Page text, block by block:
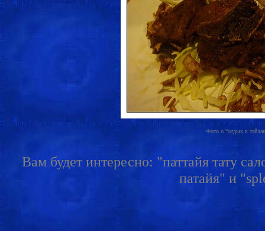
Фото о "отдых в
Вам будет интересно: "паттайя тату
патайя" и